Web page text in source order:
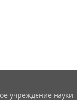
учреждение науки